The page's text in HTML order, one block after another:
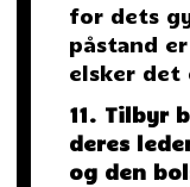
for dets
påstand
elsker
11. Tilbyr
deres
og den